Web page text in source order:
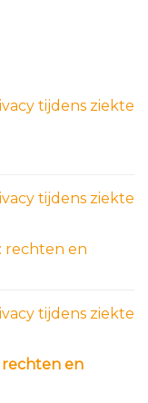
tijdens ziekte
tijdens ziekte
rechten en
tijdens ziekte
rechten en